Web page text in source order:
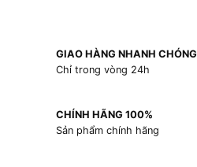
GIAO HÀNG NHANH CHÓNG
Chỉ trong vòng 24h
CHÍNH HÃNG 100%
Sản phẩm chính hãng